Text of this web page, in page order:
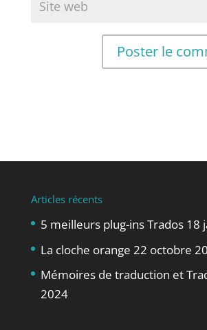
Articles récents
5 meilleurs plug-ins Trados 18
La cloche orange 22 octobre
Mémoires de traduction et
2024